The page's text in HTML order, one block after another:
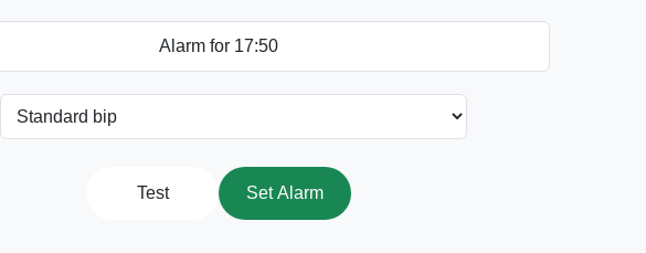
Test Set Alarm